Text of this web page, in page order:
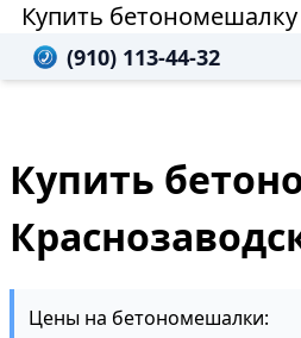
Купить
(910) 113-44-32
Купить
Цены на бетономешалки: